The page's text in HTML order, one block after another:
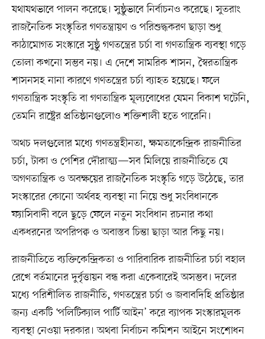
যথাযথভাবে পালন করেছে। সুষ্ঠুভাবে নির্বাচনও করেছে। সুতরাং
রাজনৈতিক সংস্কৃতির গণতন্ত্রায়ণ ও পরিশুদ্ধকরণ ছাড়া শুধু
কাঠামোগত সংস্কারে সুষ্ঠু গণতন্ত্রের চর্চা বা গণতান্ত্রিক ব্যবস্থা গড়ে
তোলা কখনো সম্ভব নয়। এ দেশে সামরিক শাসন, স্বৈরতান্ত্রিক
শাসনসহ নানা কারণে গণতন্ত্রের চর্চা ব্যাহত হয়েছে। ফলে
গণতান্ত্রিক সংস্কৃতি বা গণতান্ত্রিক মূল্যবোধের যেমন বিকাশ ঘটেনি,
তেমনি রাষ্ট্রের প্রতিষ্ঠানগুলোও শক্তিশালী হতে পারেনি।
অথচ দলগুলোর মধ্যে গণতন্ত্রহীনতা, ক্ষমতাকেন্দ্রিক রাজনীতির
চর্চা, টাকা ও পেশির দৌরাত্ম্য—সব মিলিয়ে রাজনীতিতে যে
অগণতান্ত্রিক ও অবক্ষয়ের রাজনৈতিক সংস্কৃতি গড়ে উঠেছে, তার
সংস্কারের কোনো অর্থবহ ব্যবস্থা না নিয়ে শুধু সংবিধানকে
ফ্যাসিবাদী বলে ছুড়ে ফেলে নতুন সংবিধান রচনার কথা
একধরনের অপরিপক্ব ও অবাস্তব চিন্তা ছাড়া আর কিছু নয়।
রাজনীতিতে ব্যক্তিকেন্দ্রিকতা ও পারিবারিক রাজনীতির চর্চা বহাল
রেখে বর্তমানের দুর্বৃত্তায়ন বন্ধ করা একেবারেই অসম্ভব। দলের
মধ্যে পরিশীলিত রাজনীতি, গণতন্ত্রের চর্চা ও জবাবদিহি প্রতিষ্ঠার
জন্য একটি ‘পলিটিক্যাল পার্টি আইন’ করে ব্যাপক সংস্কারমূলক
ব্যবস্থা নেওয়া দরকার। অথবা নির্বাচন কমিশন আইনে সংশোধন